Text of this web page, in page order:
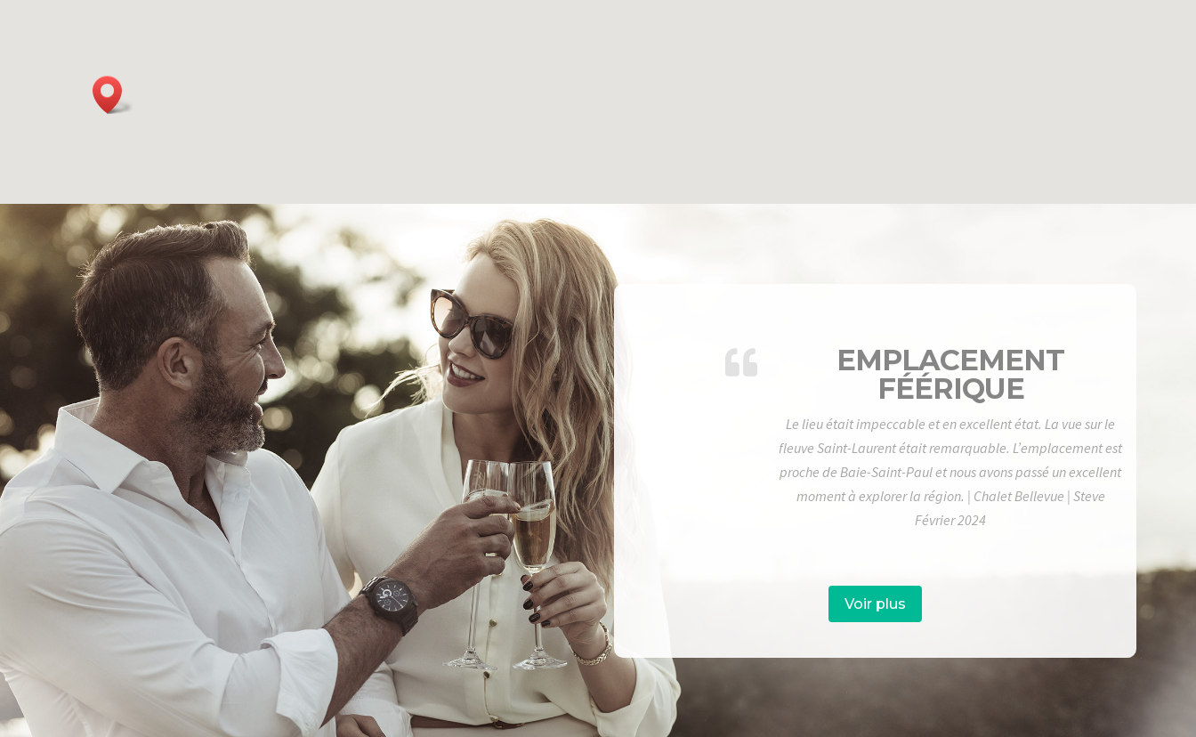
EMPLACEMENT
FÉÉRIQUE
Le lieu était impeccable et en excellent état. La vue sur le
fleuve Saint-Laurent était remarquable. L’emplacement est
proche de Baie-Saint-Paul et nous avons passé un excellent
moment à explorer la région. | Chalet Bellevue | Steve
Février 2024
Voir plus